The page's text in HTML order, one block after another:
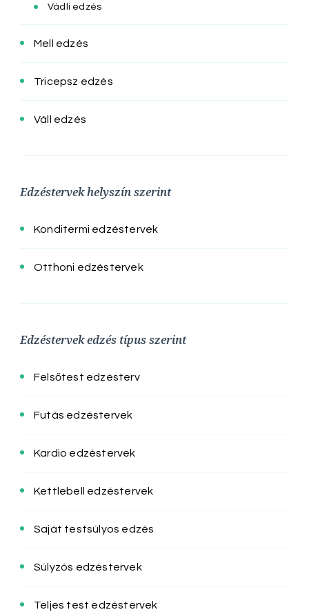
Vádli edzés
Mell edzés
Tricepsz edzés
Váll edzés
Edzéstervek helyszín szerint
Konditermi edzéstervek
Otthoni edzéstervek
Edzéstervek edzés típus szerint
Felsőtest edzésterv
Futás edzéstervek
Kardio edzéstervek
Kettlebell edzéstervek
Saját testsúlyos edzés
Súlyzós edzéstervek
Teljes test edzéstervek